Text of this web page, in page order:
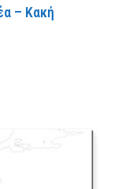
– Κακή